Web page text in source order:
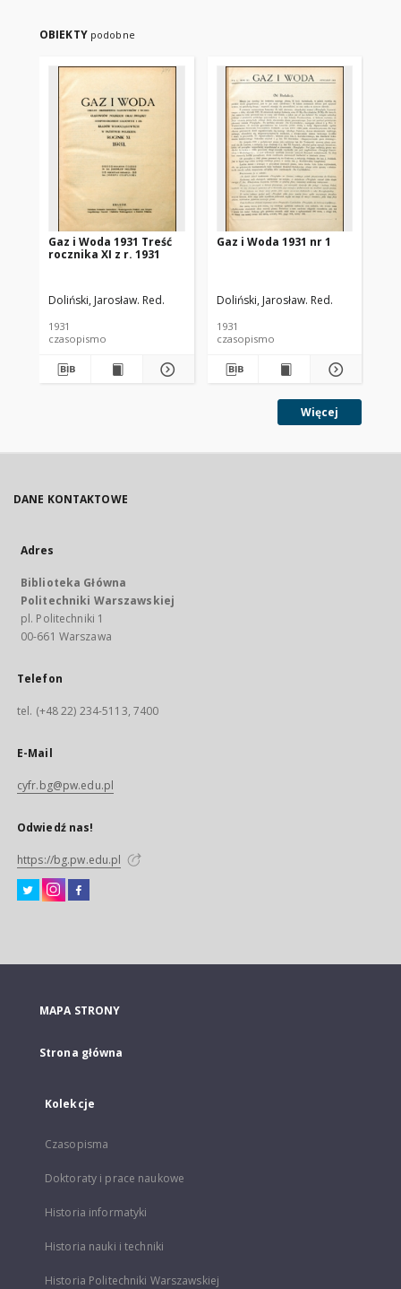
OBIEKTY podobne
Gaz i Woda 1931 Treść
rocznika XI z r. 1931
Doliński, Jarosław. Red.
1931
czasopismo
Gaz i Woda 1931 nr 1
Doliński, Jarosław. Red.
1931
czasopismo
Więcej
DANE KONTAKTOWE
Adres
Biblioteka Główna
Politechniki Warszawskiej
pl. Politechniki 1
00-661 Warszawa
Telefon
tel. (+48 22) 234-5113, 7400
E-Mail
cyfr.bg@pw.edu.pl
Odwiedź nas!
https://bg.pw.edu.pl
MAPA STRONY
Strona główna
Kolekcje
Czasopisma
Doktoraty i prace naukowe
Historia informatyki
Historia nauki i techniki
Historia Politechniki Warszawskiej